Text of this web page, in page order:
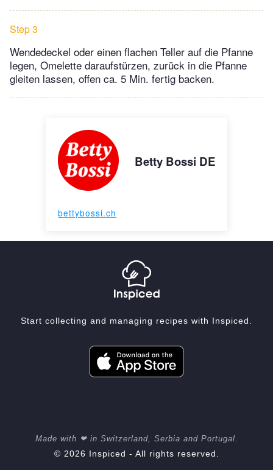
Step 3
Wendedeckel oder einen flachen Teller auf die Pfanne
legen, Omelette daraufstürzen, zurück in die Pfanne
gleiten lassen, offen ca. 5 Min. fertig backen.
Betty Bossi DE
bettybossi.ch
Start collecting and managing recipes with Inspiced.
Made with ❤ in Switzerland, Serbia and Portugal.
© 2026 Inspiced - All rights reserved.